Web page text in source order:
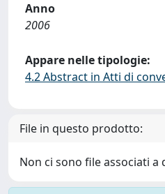
Anno
2006
Appare nelle tipologie:
4.2 Abstract in Atti di
File in questo prodotto:
Non ci sono file associati